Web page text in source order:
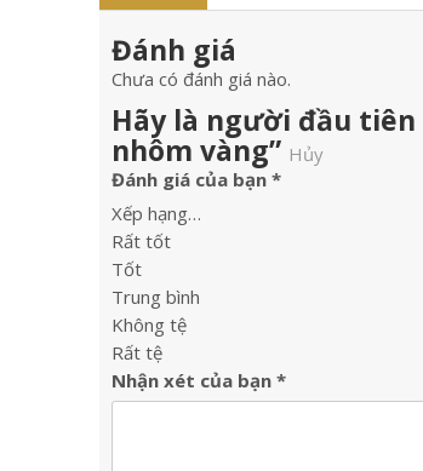
Đánh giá
Chưa có đánh giá nào.
Hãy là người đầu tiên
nhôm vàng” Hủy
Đánh giá của bạn *
Xếp hạng…
Rất tốt
Tốt
Trung bình
Không tệ
Rất tệ
Nhận xét của bạn *